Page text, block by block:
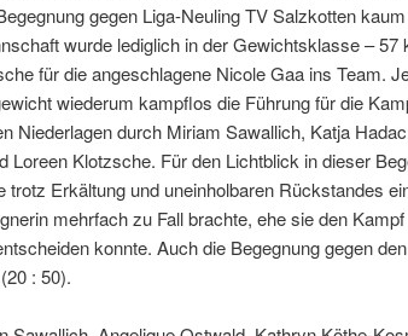
gegen Liga-Neuling TV Salzkotten
wurde lediglich in der Gewichtsklasse – 57
für die angeschlagene Nicole Gaa ins Team.
wiederum kampflos die Führung für die
Niederlagen durch Miriam Sawallich, Katja
Loreen Klotzsche. Für den Lichtblick in dieser
trotz Erkältung und uneinholbaren Rückstandes
mehrfach zu Fall brachte, ehe sie den
konnte. Auch die Begegnung gegen
: 50).